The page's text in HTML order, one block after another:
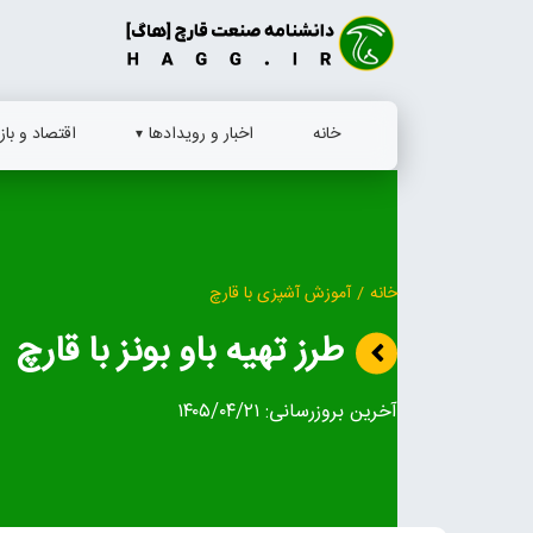
خانه اخبار و رویدادها اقتصاد و
خانه / آموزش آشپزی با قارچ
طرز تهیه باو بونز با قارچ
آخرین بروزرسانی: ۱۴۰۵/۰۴/۲۱